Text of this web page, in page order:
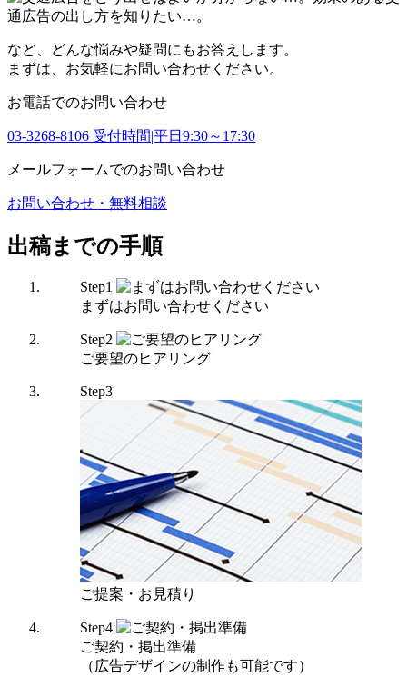
など、どんな悩みや疑問にもお答えします。
まずは、お気軽にお問い合わせください。
お電話でのお問い合わせ
03-3268-8106 受付時間|平日9:30～17:30
メールフォームでのお問い合わせ
お問い合わせ・無料相談
出稿までの手順
Step1
まずはお問い合わせください
Step2
ご要望のヒアリング
Step3
ご提案・お見積り
Step4
ご契約・掲出準備
（広告デザインの制作も可能です）